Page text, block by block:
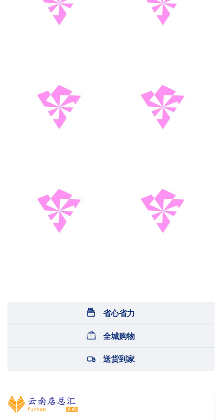
省心省力
全城购物
送货到家